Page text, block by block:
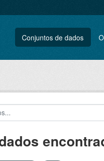
Conjuntos de dados